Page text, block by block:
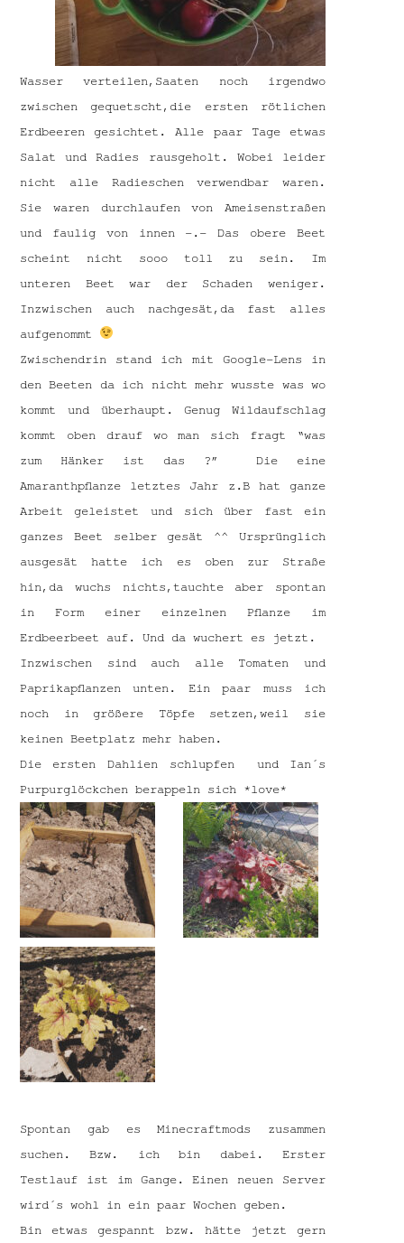
Wasser verteilen,Saaten noch irgendwo
zwischen gequetscht,die ersten rötlichen
Erdbeeren gesichtet. Alle paar Tage etwas
Salat und Radies rausgeholt. Wobei leider
nicht alle Radieschen verwendbar waren.
Sie waren durchlaufen von Ameisenstraßen
und faulig von innen -.- Das obere Beet
scheint nicht sooo toll zu sein. Im
unteren Beet war der Schaden weniger.
Inzwischen auch nachgesät,da fast alles
aufgenommt
Zwischendrin stand ich mit Google-Lens in
den Beeten da ich nicht mehr wusste was wo
kommt und überhaupt. Genug Wildaufschlag
kommt oben drauf wo man sich fragt “was
zum Hänker ist das ?” Die eine
Amaranthpflanze letztes Jahr z.B hat ganze
Arbeit geleistet und sich über fast ein
ganzes Beet selber gesät ^^ Ursprünglich
ausgesät hatte ich es oben zur Straße
hin,da wuchs nichts,tauchte aber spontan
in Form einer einzelnen Pflanze im
Erdbeerbeet auf. Und da wuchert es jetzt.
Inzwischen sind auch alle Tomaten und
Paprikapflanzen unten. Ein paar muss ich
noch in größere Töpfe setzen,weil sie
keinen Beetplatz mehr haben.
Die ersten Dahlien schlupfen und Ian´s
Purpurglöckchen berappeln sich *love*
Spontan gab es Minecraftmods zusammen
suchen. Bzw. ich bin dabei. Erster
Testlauf ist im Gange. Einen neuen Server
wird´s wohl in ein paar Wochen geben.
Bin etwas gespannt bzw. hätte jetzt gern